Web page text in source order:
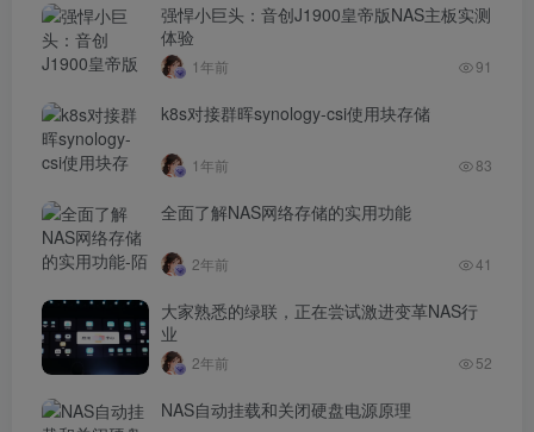
强悍小巨头：音创J1900皇帝版NAS主板实测
体验
1年前 91
k8s对接群晖synology-csi使用块存储
1年前 83
全面了解NAS网络存储的实用功能
2年前 41
大家熟悉的绿联，正在尝试激进变革NAS行
业
2年前 52
NAS自动挂载和关闭硬盘电源原理